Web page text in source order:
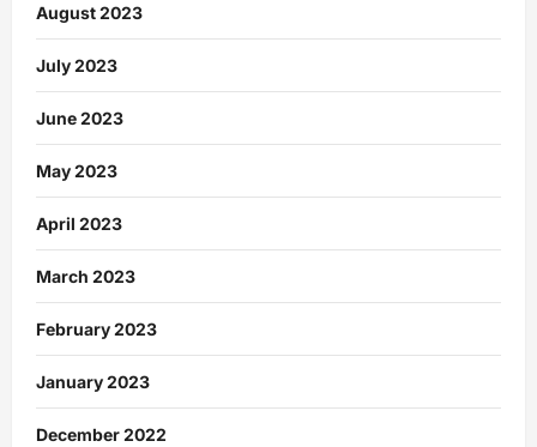
August 2023
July 2023
June 2023
May 2023
April 2023
March 2023
February 2023
January 2023
December 2022